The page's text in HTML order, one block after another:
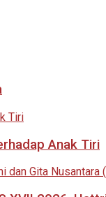
Anak Tiri